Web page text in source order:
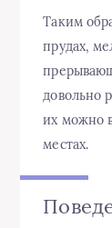
Таким
прудах,
довольно
их можно
местах.